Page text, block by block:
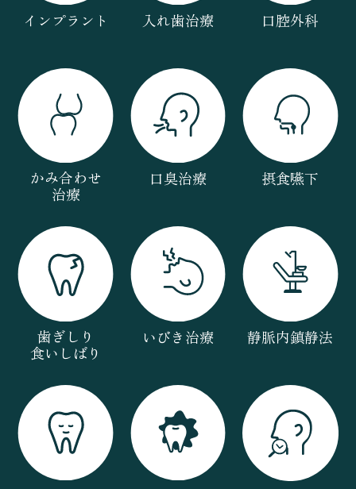
インプラント 入れ歯治療 口腔外科
かみ合わせ
治療
口臭治療 摂食嚥下
歯ぎしり
食いしばり
いびき治療 静脈内鎮静法